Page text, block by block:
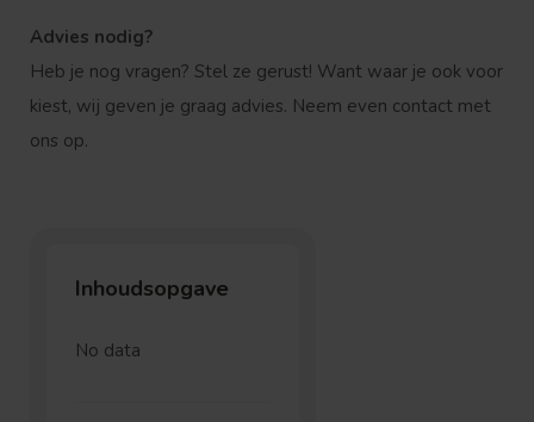
Inhoudsopgave
No data
Advies nodig?
Heb je nog vragen? Stel ze gerust! Want waar je ook voor
kiest, wij geven je graag advies. Neem even contact met
ons op.